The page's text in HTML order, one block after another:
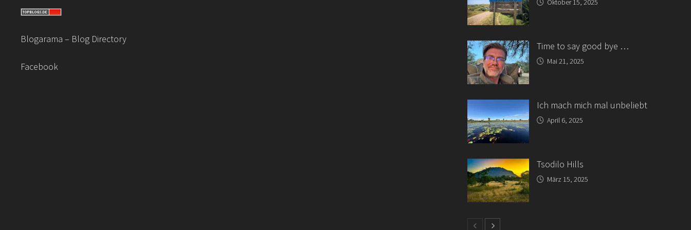
Blogarama – Blog Directory
Facebook
Oktober 15, 2025
Time to say good bye …
Mai 21, 2025
Ich mach mich mal unbeliebt
April 6, 2025
Tsodilo Hills
März 15, 2025